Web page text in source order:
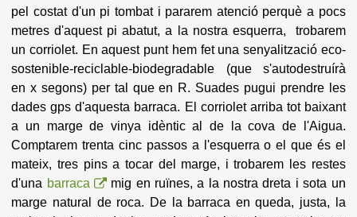
pel costat d'un pi tombat i pararem atenció perquè a pocs
metres d'aquest pi abatut, a la nostra esquerra, trobarem
un corriolet. En aquest punt hem fet una senyalització eco-
sostenible-reciclable-biodegradable (que s'autodestruírà
en x segons) per tal que en R. Suades pugui prendre les
dades gps d'aquesta barraca. El corriolet arriba tot baixant
a un marge de vinya idèntic al de la cova de l'Aigua.
Comptarem trenta cinc passos a l'esquerra o el que és el
mateix, tres pins a tocar del marge, i trobarem les restes
d'una barraca
mig en ruïnes, a la nostra dreta i sota un
marge natural de roca. De la barraca en queda, justa, la